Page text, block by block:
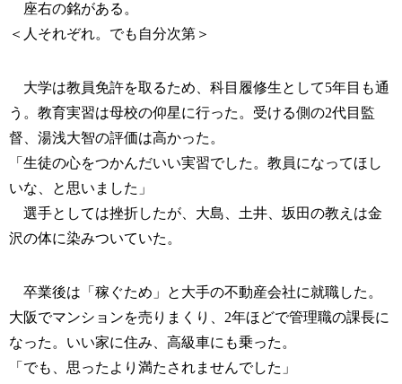
座右の銘がある。
＜人それぞれ。でも自分次第＞
大学は教員免許を取るため、科目履修生として5年目も通
う。教育実習は母校の仰星に行った。受ける側の2代目監
督、湯浅大智の評価は高かった。
「生徒の心をつかんだいい実習でした。教員になってほし
いな、と思いました」
選手としては挫折したが、大島、土井、坂田の教えは金
沢の体に染みついていた。
卒業後は「稼ぐため」と大手の不動産会社に就職した。
大阪でマンションを売りまくり、2年ほどで管理職の課長に
なった。いい家に住み、高級車にも乗った。
「でも、思ったより満たされませんでした」